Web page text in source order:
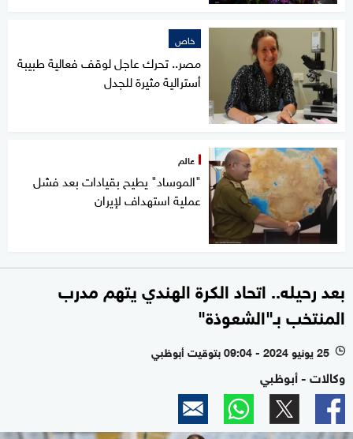
خاص
مصر.. تحرك عاجل لوقف فعالية طبيبة
أسترالية مثيرة للجدل
عالم
"الموساد" يطيح بقيادات بعد فشل
عملية استهداف لإيران
بعد رحيله.. اتحاد الكرة الهندي يتهم مدرب
المنتخب بـ"الشعوذة"
l 25 يونيو 2024 - 09:04 بتوقيت أبوظبي
وكالات - أبوظبي